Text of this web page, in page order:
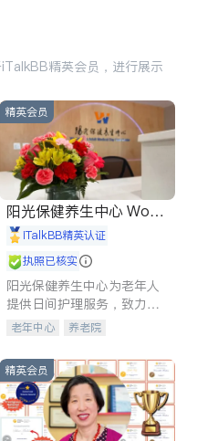
精英会员，进行展示
精英会员
阳光保健养生中心 World
shine
iTalkBB精英认证
执照已核实
阳光保健养生中心为老年人
提供日间护理服务，致力于
通过持续的护理创新来有效
老年中心 养老院
精英会员